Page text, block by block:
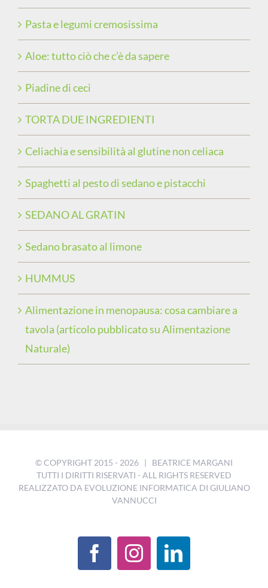
Pasta e legumi cremosissima
Aloe: tutto ciò che c’è da sapere
Piadine di ceci
TORTA DUE INGREDIENTI
Celiachia e sensibilità al glutine non celiaca
Spaghetti al pesto di sedano e pistacchi
SEDANO AL GRATIN
Sedano brasato al limone
HUMMUS
Alimentazione in menopausa: cosa cambiare a
tavola (articolo pubblicato su Alimentazione
Naturale)
© COPYRIGHT 2015 - 2026 | BEATRICE MARGANI
TUTTI I DIRITTI RISERVATI - ALL RIGHTS RESERVED
REALIZZATO DA EVOLUZIONE INFORMATICA DI GIULIANO
VANNUCCI